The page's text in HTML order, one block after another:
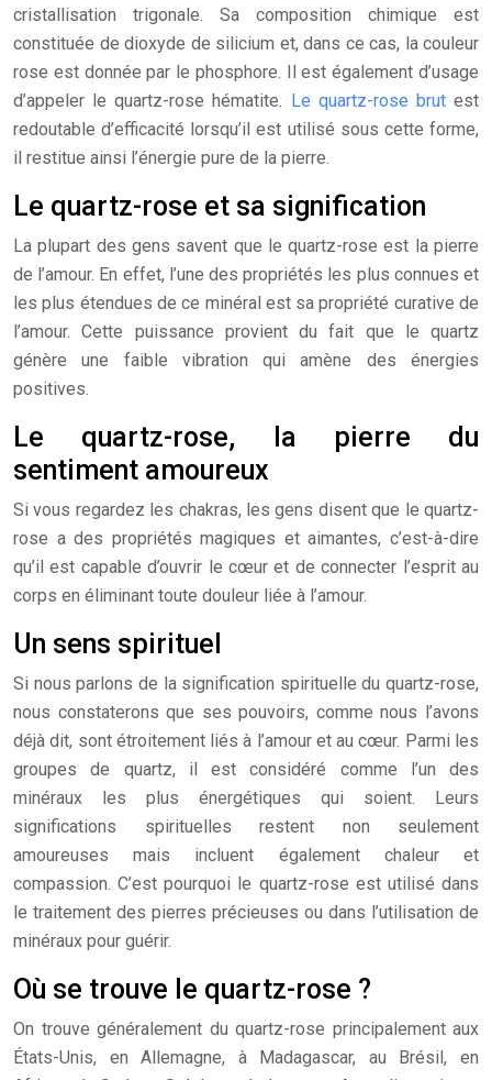
cristallisation trigonale. Sa composition chimique est
constituée de dioxyde de silicium et, dans ce cas, la couleur
rose est donnée par le phosphore. Il est également d’usage
d’appeler le quartz-rose hématite. Le quartz-rose brutest
redoutable d’efficacité lorsqu’il est utilisé sous cette forme,
il restitue ainsi l’énergie pure de la pierre.
Le quartz-rose et sa signification
La plupart des gens savent que le quartz-rose est la pierre
de l’amour. En effet, l’une des propriétés les plus connues et
les plus étendues de ce minéral est sa propriété curative de
l’amour. Cette puissance provient du fait que le quartz
génère une faible vibration qui amène des énergies
positives.
Le quartz-rose, la pierre du
sentiment amoureux
Si vous regardez les chakras, les gens disent que le quartz-
rose a des propriétés magiques et aimantes, c’est-à-dire
qu’il est capable d’ouvrir le cœur et de connecter l’esprit au
corps en éliminant toute douleur liée à l’amour.
Un sens spirituel
Si nous parlons de la signification spirituelle du quartz-rose,
nous constaterons que ses pouvoirs, comme nous l’avons
déjà dit, sont étroitement liés à l’amour et au cœur. Parmi les
groupes de quartz, il est considéré comme l’un des
minéraux les plus énergétiques qui soient. Leurs
significations spirituelles restent non seulement
amoureuses mais incluent également chaleur et
compassion. C’est pourquoi le quartz-rose est utilisé dans
le traitement des pierres précieuses ou dans l’utilisation de
minéraux pour guérir.
Où se trouve le quartz-rose ?
On trouve généralement du quartz-rose principalement aux
États-Unis, en Allemagne, à Madagascar, au Brésil, en